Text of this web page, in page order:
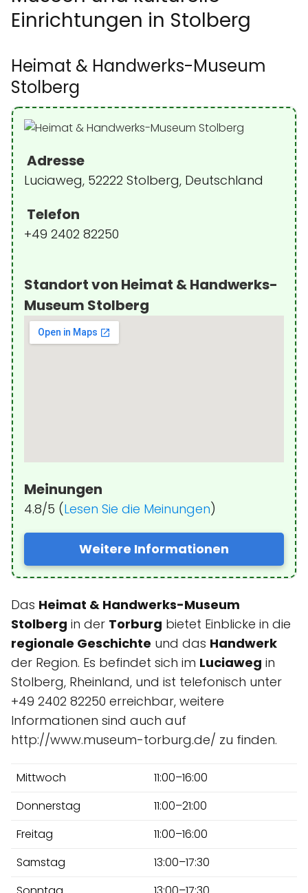
Einrichtungen in Stolberg
Heimat & Handwerks-Museum
Stolberg
Adresse
Luciaweg, 52222 Stolberg, Deutschland
Telefon
+49 2402 82250
Standort von Heimat & Handwerks-
Museum Stolberg
Meinungen
4.8/5 (Lesen Sie die Meinungen)
Weitere Informationen
Das Heimat & Handwerks-Museum
Stolberg in der Torburg bietet Einblicke in die
regionale Geschichte und das Handwerk
der Region. Es befindet sich im Luciaweg in
Stolberg, Rheinland, und ist telefonisch unter
+49 2402 82250 erreichbar, weitere
Informationen sind auch auf
http://www.museum-torburg.de/ zu finden.
Mittwoch
11:00–16:00
Donnerstag
11:00–21:00
Freitag
11:00–16:00
Samstag
13:00–17:30